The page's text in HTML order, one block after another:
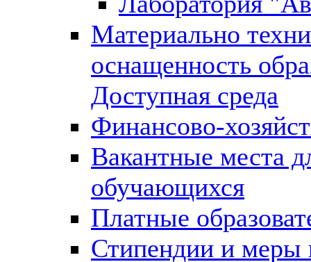
Материально
оснащенность
Доступная среда
Финансово-
Вакантные места
обучающихся
Платные
Стипендии и меры